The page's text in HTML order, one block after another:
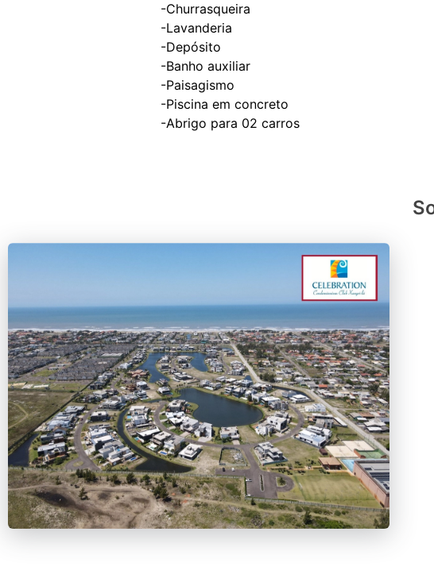
-Churrasqueira
-Lavanderia
-Depósito
-Banho auxiliar
-Paisagismo
-Piscina em concreto